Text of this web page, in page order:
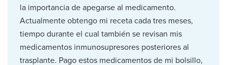
la importancia de apegarse al medicamento.
Actualmente obtengo mi receta cada tres meses,
tiempo durante el cual también se revisan mis
medicamentos inmunosupresores posteriores al
trasplante. Pago estos medicamentos de mi bolsillo,